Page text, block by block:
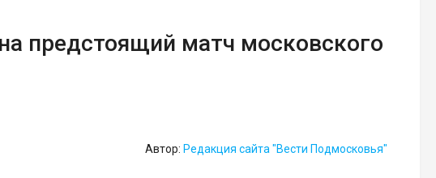
предстоящий матч московского
Автор: Редакция сайта "Вести Подмосковья"